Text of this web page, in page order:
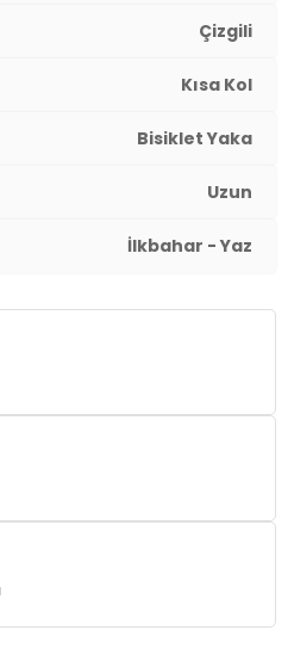
Çizgili
Kısa Kol
Bisiklet Yaka
Uzun
İlkbahar - Yaz